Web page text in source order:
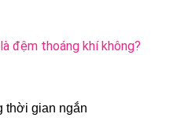
đệm thoáng khí không?
thời gian ngắn